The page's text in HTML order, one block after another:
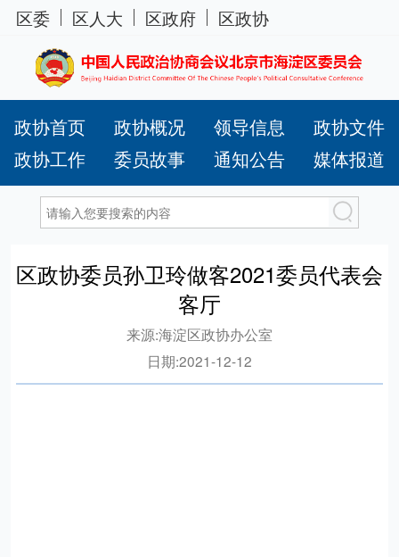
区委 区人大 区政府 区政协
政协首页 政协概况 领导信息
政协文件
政协工作
委员故事 通知公告 媒体报道
区政协委员孙卫玲做客2021委员代表会
客厅
来源:海淀区政协办公室
日期:2021-12-12